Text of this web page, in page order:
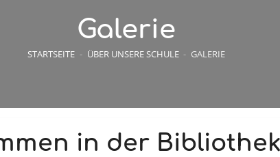
Galerie
STARTSEITE - ÜBER UNSERE SCHULE - GALERIE
in der